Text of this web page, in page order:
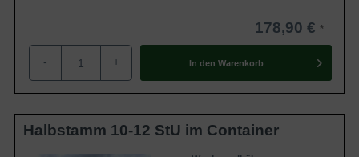
178,90 €
- + In den Warenkorb
Halbstamm 10-12 StU im Container